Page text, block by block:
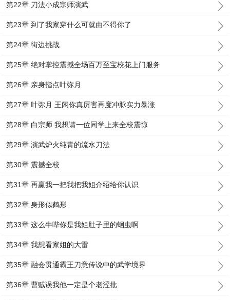
第22章 刀法小成宗师演武
第23章 到了我家穿什么可就由不得你了
第24章 街边挑战
第25章 绝对掌控震撼全场百万至宝校花上门服务
第26章 亲身指点叶弥月
第27章 叶弥月 王闲你真厉害再度冲脉实力暴涨
第28章 白宗师 我想请一位同学上来全校震惊
第29章 演武炉火纯青的流水刀法
第30章 震撼全校
第31章 再赢我一把我把我姐介绍给你认识
第32章 身形似鹤形
第33章 这么牛哔你是我姐肚子里的蛔虫啊
第34章 我想看家姐的大雷
第35章 融会贯通霸王刀意传说中的武学境界
第36章 曹贼误我他一定是个老涩批